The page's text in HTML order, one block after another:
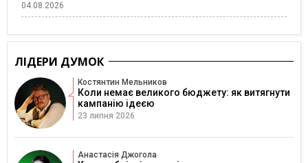
04.08.2026
ЛІДЕРИ ДУМОК
Костянтин Мельников
Коли немає великого бюджету: як витягнути
кампанію ідеєю
23 липня 2026
Анастасія Джогола